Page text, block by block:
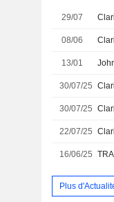
29/07
08/06
13/01
30/07/25
30/07/25
22/07/25
16/06/25
Plus